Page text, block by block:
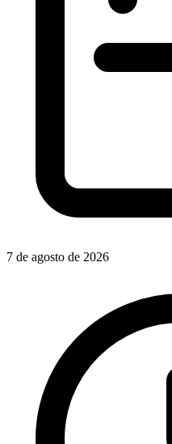
7 de agosto de 2026